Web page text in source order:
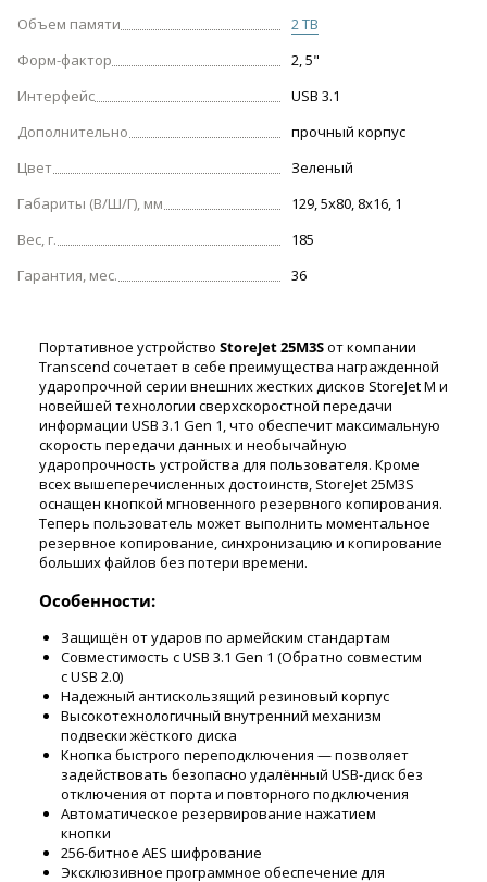
Объем памяти
2 TB
Форм-фактор
2, 5"
Интерфейс
USB 3.1
Дополнительно
прочный корпус
Цвет
Зеленый
Габариты (В/Ш/Г), мм
129, 5х80, 8х16, 1
Вес, г.
185
Гарантия, мес.
36
Портативное устройство StoreJet 25M3Sот компании
Transcend сочетает в себе преимущества награжденной
ударопрочной серии внешних жестких дисков StoreJet М и
новейшей технологии сверхскоростной передачи
информации USB 3.1 Gen 1, что обеспечит максимальную
скорость передачи данных и необычайную
ударопрочность устройства для пользователя. Кроме
всех вышеперечисленных достоинств, StoreJet 25M3S
оснащен кнопкой мгновенного резервного копирования.
Теперь пользователь может выполнить моментальное
резервное копирование, синхронизацию и копирование
больших файлов без потери времени.
Особенности:
Защищён от ударов по армейским стандартам
Совместимость с USB 3.1 Gen 1 (Обратно совместим
с USB 2.0)
Надежный антискользящий резиновый корпус
Высокотехнологичный внутренний механизм
подвески жёсткого диска
Кнопка быстрого переподключения — позволяет
задействовать безопасно удалённый USB-диск без
отключения от порта и повторного подключения
Автоматическое резервирование нажатием
кнопки
256-битное AES шифрование
Эксклюзивное программное обеспечение для